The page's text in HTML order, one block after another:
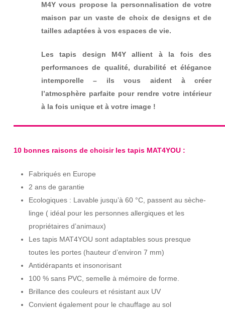
M4Y vous propose la personnalisation de votre
maison par un vaste de choix de designs et de
tailles adaptées à vos espaces de vie.
Les tapis design M4Y allient à la fois des
performances de qualité, durabilité et élégance
intemporelle – ils vous aident à créer
l’atmosphère parfaite pour rendre votre intérieur
à la fois unique et à votre image !
10 bonnes raisons de choisir les tapis MAT4YOU :
Fabriqués en Europe
2 ans de garantie
Ecologiques : Lavable jusqu’à 60 °C, passent au sèche-
linge ( idéal pour les personnes allergiques et les
propriétaires d’animaux)
Les tapis MAT4YOU sont adaptables sous presque
toutes les portes (hauteur d’environ 7 mm)
Antidérapants et insonorisant
100 % sans PVC, semelle à mémoire de forme.
Brillance des couleurs et résistant aux UV
Convient également pour le chauffage au sol